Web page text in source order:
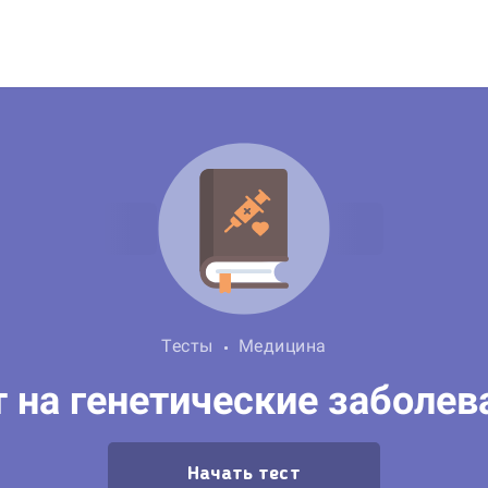
Тесты Медицина
на генетические
Начать тест